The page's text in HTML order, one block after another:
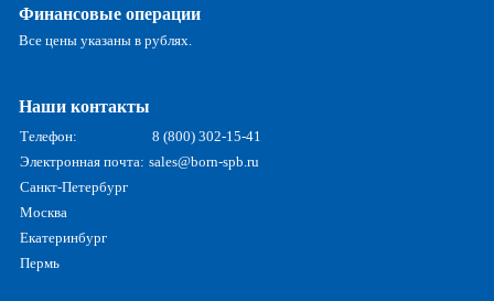
Финансовые операции
Все цены указаны в рублях.
Наши контакты
Телефон:
8 (800) 302-15-41
Электронная почта: sales@born-spb.ru
Санкт-Петербург
Москва
Екатеринбург
Пермь